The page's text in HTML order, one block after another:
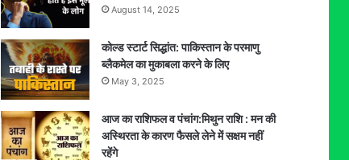
August 14, 2025
कोल्ड स्टार्ट सिद्धांत: पाकिस्तान के परमाणु
ब्लैकमेल का मुकाबला करने के लिए
May 3, 2025
आज का राशिफल व पंचांग:मिथुन राशि : मन की
अस्थिरता के कारण फैसले लेने में सक्षम नहीं
रहेंगे